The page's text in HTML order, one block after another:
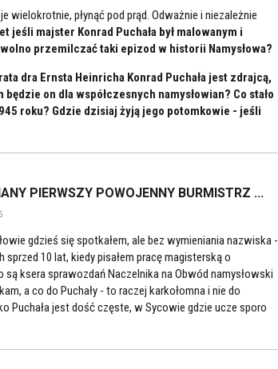
wielokrotnie, płynąć pod prąd. Odważnie i niezależnie
jeśli majster Konrad Puchała był malowanym i
przemilczać taki epizod w historii Namysłowa?
dra Ernsta Heinricha Konrad Puchała jest zdrajcą,
on dla współczesnych namysłowian? Co stało
roku? Gdzie dzisiaj żyją jego potomkowie - jeśli
PIERWSZY POWOJENNY BURMISTRZ ...
gdzieś się spotkałem, ale bez wymieniania nazwiska -
10 lat, kiedy pisałem pracę magisterską o
ksera sprawozdań Naczelnika na Obwód namysłowski
a co do Puchały - to raczej karkołomna i nie do
Puchała jest dość częste, w Sycowie gdzie ucze sporo